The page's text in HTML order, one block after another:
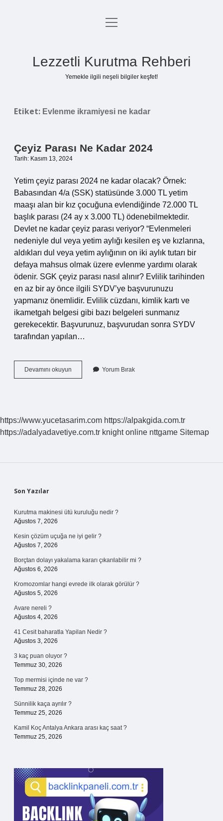
Anasayfa
menüyü
Lezzetli Kurutma Rehberi
Yemekle ilgili neşeli bilgiler keşfet!
Etiket: Evlenme ikramiyesi ne kadar
Çeyiz Parası Ne Kadar 2024
Tarih: Kasım 13, 2024
Yetim çeyiz parası 2024 ne kadar olacak? Örnek:
Babasından 4/a (SSK) statüsünde 3.000 TL yetim
maaşı alan bir kız çocuğuna evlendiğinde 72.000 TL
başlık parası (24 ay x 3.000 TL) ödenebilmektedir.
Devlet ne kadar çeyiz parası veriyor? “Evlenmeleri
nedeniyle dul veya yetim aylığı kesilen eş ve kızlarına,
aldıkları dul veya yetim aylığının on iki aylık tutarı bir
defaya mahsus olmak üzere evlenme yardımı olarak
ödenir. SGK çeyiz parası nasıl alınır? Evlilik tarihinden
en az bir ay önce ilgili SYDV’ye başvurunuzu
yapmanız önemlidir. Evlilik cüzdanı, kimlik kartı ve
ikametgah belgesi gibi bazı belgeleri sunmanız
gerekecektir. Başvurunuz, başvurudan sonra SYDV
tarafından yapılan…
Devamını okuyun
Parası
Yorum Bırak
https://www.yucetasarim.com https://alpakgida.com.tr
https://adalyadavetiye.com.tr knight online nttgame Sitemap
Sidebar
Son Yazılar
Kurutma makinesi ütü kuruluğu nedir ?
Ağustos 7, 2026
Kesin çözüm uçuğa ne iyi gelir ?
Ağustos 7, 2026
Borçtan dolayı yakalama kararı çıkarılabilir mi ?
Ağustos 6, 2026
Kromozomlar hangi evrede ilk olarak görülür ?
Ağustos 5, 2026
Avare nereli ?
Ağustos 4, 2026
41 Cesit baharatla Yapilan Nedir ?
Ağustos 3, 2026
3 kaç puan oluyor ?
Temmuz 30, 2026
Top mermisi içinde ne var ?
Temmuz 28, 2026
Sünnilik kaça ayrılır ?
Temmuz 25, 2026
Kamil Koç Antalya Ankara arası kaç saat ?
Temmuz 25, 2026